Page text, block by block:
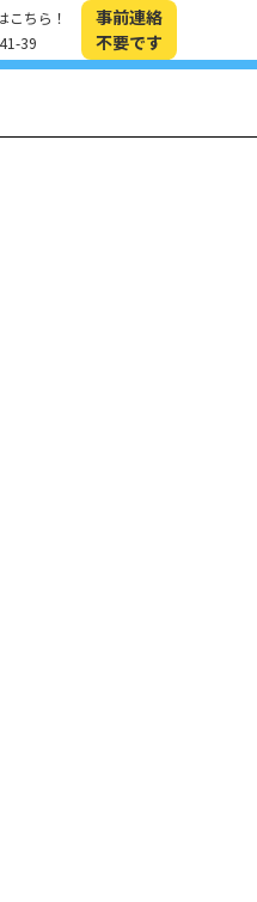
こちら！
39
事前連絡
不要です